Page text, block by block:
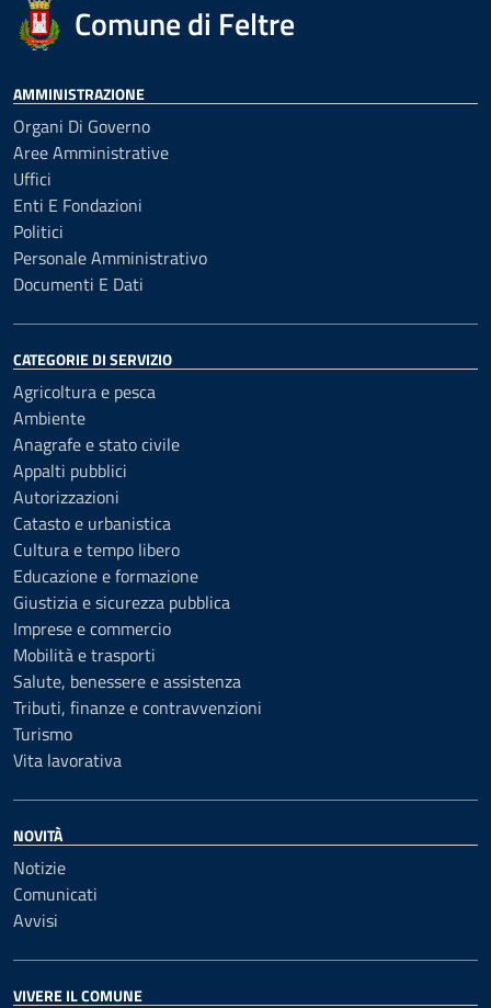
Comune di Feltre
AMMINISTRAZIONE
Organi Di Governo
Aree Amministrative
Uffici
Enti E Fondazioni
Politici
Personale Amministrativo
Documenti E Dati
CATEGORIE DI SERVIZIO
Agricoltura e pesca
Ambiente
Anagrafe e stato civile
Appalti pubblici
Autorizzazioni
Catasto e urbanistica
Cultura e tempo libero
Educazione e formazione
Giustizia e sicurezza pubblica
Imprese e commercio
Mobilità e trasporti
Salute, benessere e assistenza
Tributi, finanze e contravvenzioni
Turismo
Vita lavorativa
NOVITÀ
Notizie
Comunicati
Avvisi
VIVERE IL COMUNE